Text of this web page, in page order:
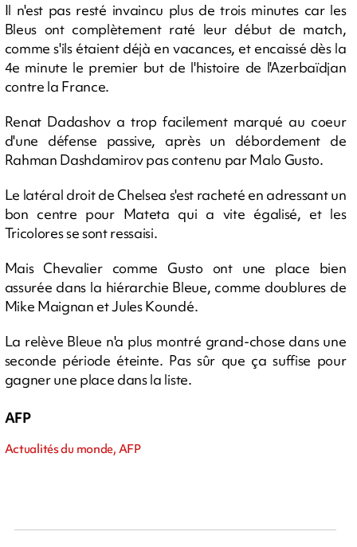
Il n'est pas resté invaincu plus de trois minutes car les
Bleus ont complètement raté leur début de match,
comme s'ils étaient déjà en vacances, et encaissé dès la
4e minute le premier but de l'histoire de l'Azerbaïdjan
contre la France.
Renat Dadashov a trop facilement marqué au coeur
d'une défense passive, après un débordement de
Rahman Dashdamirov pas contenu par Malo Gusto.
Le latéral droit de Chelsea s'est racheté en adressant un
bon centre pour Mateta qui a vite égalisé, et les
Tricolores se sont ressaisi.
Mais Chevalier comme Gusto ont une place bien
assurée dans la hiérarchie Bleue, comme doublures de
Mike Maignan et Jules Koundé.
La relève Bleue n'a plus montré grand-chose dans une
seconde période éteinte. Pas sûr que ça suffise pour
gagner une place dans la liste.
AFP
Actualités du monde, AFP